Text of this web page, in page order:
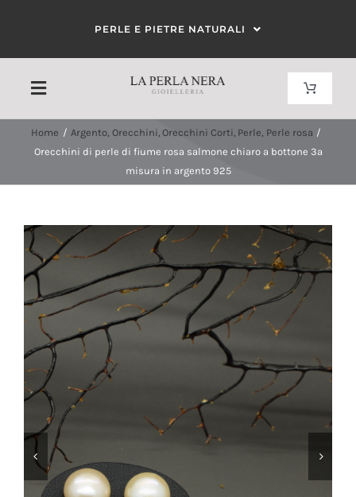
contenuto
PERLE E PIETRE NATURALI
Toggle
Navigation
HOME
CORALLO
PERLE
PRODOTTI
Toggle
Carrello
Il mio account
Home Argento Orecchini Orecchini Corti Perle Perle rosa
Orecchini di perle di fiume rosa salmone chiaro a bottone 3a
misura in argento 925